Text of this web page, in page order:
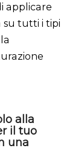
applicare
tutti i tipi
alla
il tuo
una